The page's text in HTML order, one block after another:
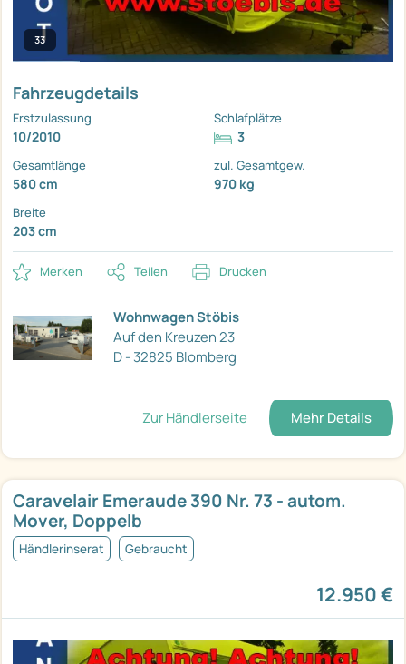
33
Fahrzeugdetails
Erstzulassung
10/2010
Schlafplätze
3
Gesamtlänge
580 cm
zul. Gesamtgew.
970 kg
Breite
203 cm
Merken Teilen Drucken
Wohnwagen Stöbis
Auf den Kreuzen 23
D - 32825 Blomberg
Zur Händlerseite Mehr Details
Caravelair Emeraude 390 Nr. 73 - autom.
Mover, Doppelb
Händlerinserat Gebraucht
12.950 €